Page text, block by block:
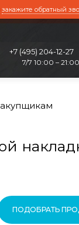
закажите обратный
+7 (495) 204-12-27
7/7 10:00 – 21:00
ПОДОБРАТЬ